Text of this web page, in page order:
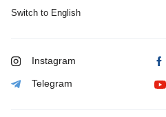
Switch to English
Instagram
Telegram